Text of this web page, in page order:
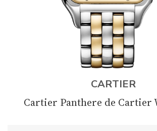
CARTIER
Cartier Panthere de Cartier